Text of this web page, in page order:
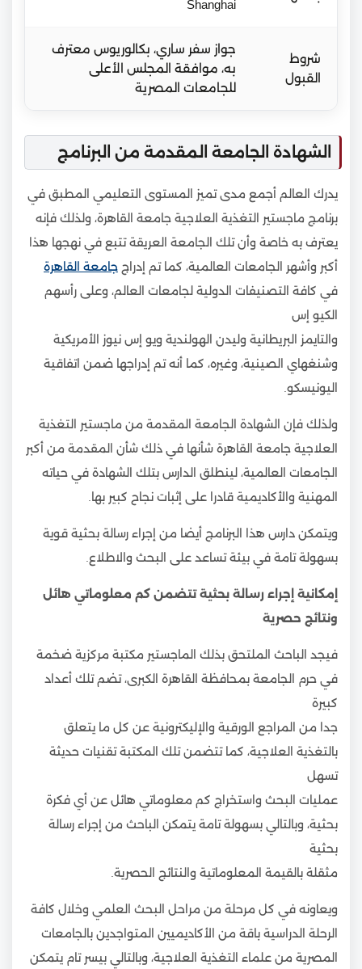
Shanghai
شروط
القبول
جواز سفر ساري، بكالوريوس معترف
به، موافقة المجلس الأعلى
للجامعات المصرية
الشهادة الجامعة المقدمة من البرنامج
يدرك العالم أجمع مدى تميز المستوى التعليمي المطبق في
برنامج ماجستير التغذية العلاجية جامعة القاهرة، ولذلك فإنه
يعترف به خاصة وأن تلك الجامعة العريقة تتبع في نهجها هذا
أكبر وأشهر الجامعات العالمية، كما تم إدراج جامعة القاهرة
في كافة التصنيفات الدولية لجامعات العالم، وعلى رأسهم
الكيو إس
والتايمز البريطانية وليدن الهولندية ويو إس نيوز الأمريكية
وشنغهاي الصينية، وغيره، كما أنه تم إدراجها ضمن اتفاقية
اليونيسكو.
ولذلك فإن الشهادة الجامعة المقدمة من ماجستير التغذية
العلاجية جامعة القاهرة شأنها في ذلك شأن المقدمة من أكبر
الجامعات العالمية، لينطلق الدارس بتلك الشهادة في حياته
المهنية والأكاديمية قادرا على إثبات نجاح كبير بها.
ويتمكن دارس هذا البرنامج أيضا من إجراء رسالة بحثية قوية
بسهولة تامة في بيئة تساعد على البحث والاطلاع.
إمكانية إجراء رسالة بحثية تتضمن كم معلوماتي هائل
ونتائج حصرية
فيجد الباحث الملتحق بذلك الماجستير مكتبة مركزية ضخمة
في حرم الجامعة بمحافظة القاهرة الكبرى، تضم تلك أعداد
كبيرة
جدا من المراجع الورقية والإليكترونية عن كل ما يتعلق
بالتغذية العلاجية، كما تتضمن تلك المكتبة تقنيات حديثة
تسهل
عمليات البحث واستخراج كم معلوماتي هائل عن أي فكرة
بحثية، وبالتالي بسهولة تامة يتمكن الباحث من إجراء رسالة
بحثية
مثقلة بالقيمة المعلوماتية والنتائج الحصرية.
ويعاونه في كل مرحلة من مراحل البحث العلمي وخلال كافة
الرحلة الدراسية باقة من الأكاديميين المتواجدين بالجامعات
المصرية من علماء التغذية العلاجية، وبالتالي بيسر تام يتمكن